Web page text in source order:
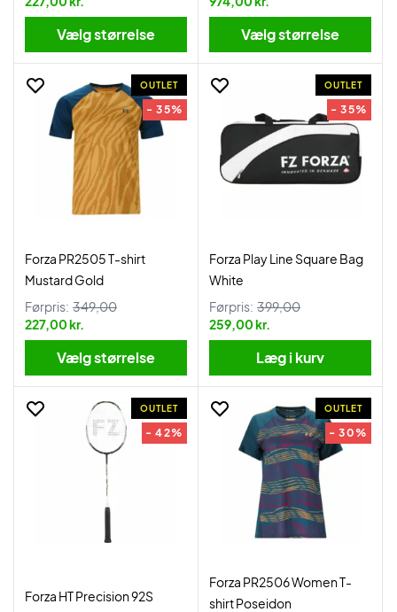
Vælg størrelse Vælg størrelse
OUTLET
- 35%
Forza PR2505 T-shirt
Mustard Gold
Førpris: 349,00
227,00 kr.
Vælg størrelse
OUTLET
- 35%
Forza Play Line Square Bag
White
Førpris: 399,00
259,00 kr.
Læg i kurv
OUTLET
- 42%
Forza HT Precision 92S
OUTLET
- 30%
Forza PR2506 Women T-
shirt Poseidon